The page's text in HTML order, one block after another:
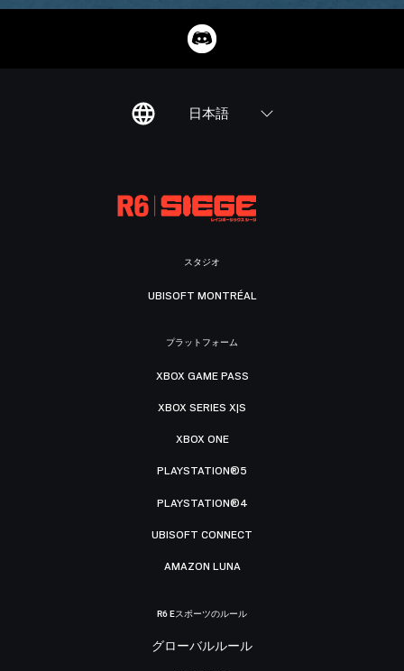
日本語
スタジオ
UBISOFT MONTRÉAL
プラットフォーム
XBOX GAME PASS
XBOX SERIES X|S
XBOX ONE
PLAYSTATION®5
PLAYSTATION®4
UBISOFT CONNECT
AMAZON LUNA
R6 Eスポーツのルール
グローバルルール